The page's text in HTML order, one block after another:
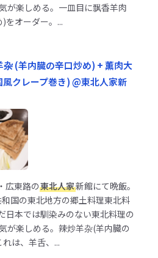
が楽しめる。一皿目に飘香羊肉
をオーダー。...
(羊内臓の辛口炒め) + 薫肉大
クレープ巻き) @東北人家新
広東路の東北人家新館にて晩飯。
国の東北地方の郷土料理東北料
日本では馴染みのない東北料理の
が楽しめる。辣炒羊杂(羊内臓の
は、羊舌、...